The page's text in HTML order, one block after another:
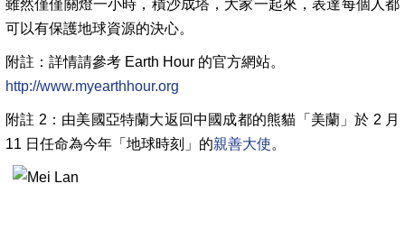
雖然僅僅關燈一小時，積沙成塔，大家一起來，表達每個人都
可以有保護地球資源的決心。
附註：詳情請參考 Earth Hour 的官方網站。
http://www.myearthhour.org
附註 2：由美國亞特蘭大返回中國成都的熊貓「美蘭」於 2 月
11 日任命為今年「地球時刻」的親善大使。